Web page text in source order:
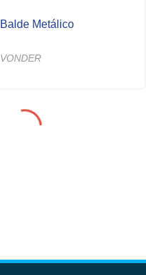
Balde Metálico
VONDER